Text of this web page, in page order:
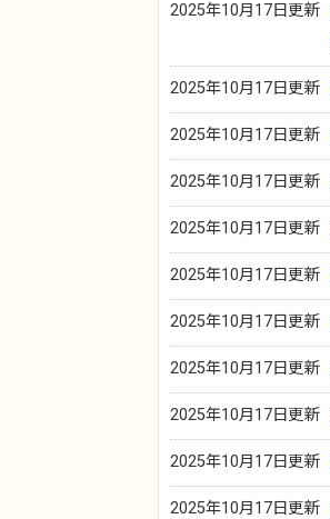
2025年10月17日更新
2025年10月17日更新
2025年10月17日更新
2025年10月17日更新
2025年10月17日更新
2025年10月17日更新
2025年10月17日更新
2025年10月17日更新
2025年10月17日更新
2025年10月17日更新
2025年10月17日更新